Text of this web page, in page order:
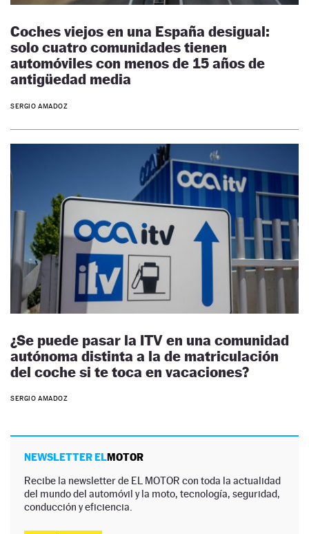
Coches viejos en una España desigual:
solo cuatro comunidades tienen
automóviles con menos de 15 años de
antigüedad media
SERGIO AMADOZ
¿Se puede pasar la ITV en una comunidad
autónoma distinta a la de matriculación
del coche si te toca en vacaciones?
SERGIO AMADOZ
NEWSLETTER ELMOTOR
Recibe la newsletter de EL MOTOR con toda la actualidad
del mundo del automóvil y la moto, tecnología, seguridad,
conducción y eficiencia.